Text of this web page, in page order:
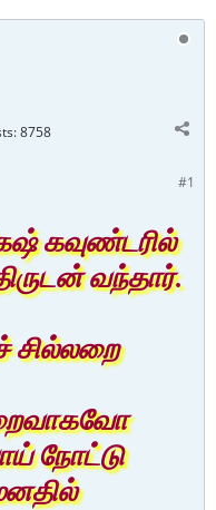
8758
#1
கவுண்டரில்
வந்தார்.
சில்லறை
நோட்டு